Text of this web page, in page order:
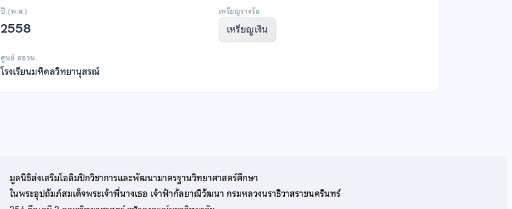
ปี (พ.ศ.)
2558
เหรียญรางวัล
เหรียญเงิน
ศูนย์ สอวน.
โรงเรียนมหิดลวิทยานุสรณ์
มูลนิธิส่งเสริมโอลิมปิกวิชาการและพัฒนามาตรฐานวิทยาศาสตร์ศึกษา
ในพระอุปถัมภ์สมเด็จพระเจ้าพี่นางเธอ เจ้าฟ้ากัลยาณิวัฒนา กรมหลวงนราธิวาสราชนครินทร์